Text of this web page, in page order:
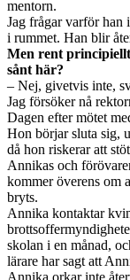
mentorn.
Jag frågar varför han
i rummet. Han blir
Men rent
sånt här?
– Nej, givetvis inte,
Jag försöker nå
Dagen efter mötet
Hon börjar sluta sig,
då hon riskerar att
Annikas och
kommer överens om
bryts.
Annika kontaktar
skolan i en månad,
lärare har sagt att
Annika orkar inte